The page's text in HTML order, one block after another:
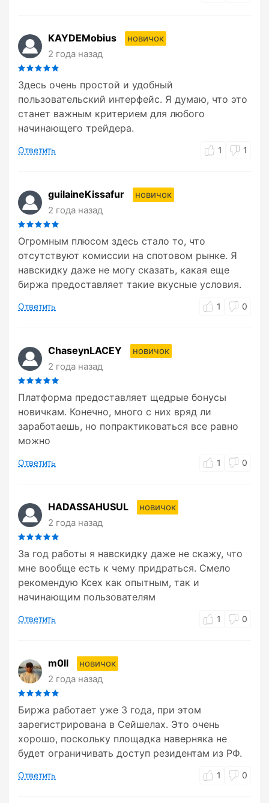
KAYDEMobius
новичок
2 года назад
Здесь очень простой и удобный
пользовательский интерфейс. Я думаю, что это
станет важным критерием для любого
начинающего трейдера.
Ответить 1 1
guilaineKissafur
новичок
2 года назад
Огромным плюсом здесь стало то, что
отсутствуют комиссии на спотовом рынке. Я
навскидку даже не могу сказать, какая еще
биржа предоставляет такие вкусные условия.
Ответить 1 0
ChaseynLACEY
новичок
2 года назад
Платформа предоставляет щедрые бонусы
новичкам. Конечно, много с них вряд ли
заработаешь, но попрактиковаться все равно
можно
Ответить 1 0
HADASSAHUSUL
новичок
2 года назад
За год работы я навскидку даже не скажу, что
мне вообще есть к чему придраться. Смело
рекомендую Kcex как опытным, так и
начинающим пользователям
Ответить 1 0
m0ll
новичок
2 года назад
Биржа работает уже 3 года, при этом
зарегистрирована в Сейшелах. Это очень
хорошо, поскольку площадка наверняка не
будет ограничивать доступ резидентам из РФ.
Ответить 1 0